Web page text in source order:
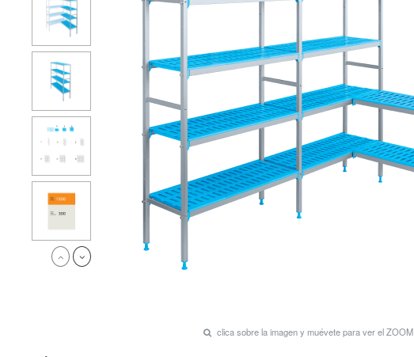
clica sobre la imagen y muévete para ver el ZOOM